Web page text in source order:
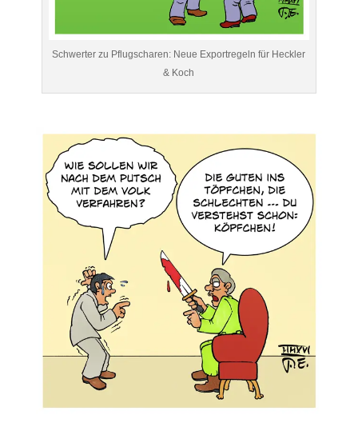
Schwerter zu Pflugscharen: Neue Exportregeln für Heckler
& Koch